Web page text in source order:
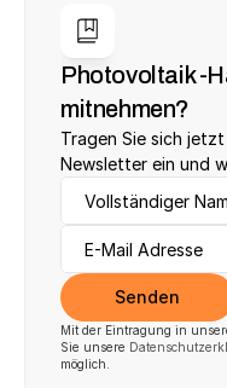
Photovoltaik -
mitnehmen?
Tragen Sie sich
Newsletter ein und
Senden
Mit der Eintragung in
Sie unsere
möglich.